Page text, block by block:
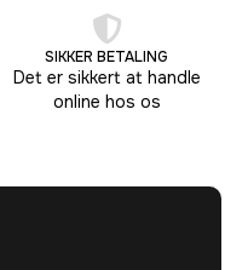
SIKKER BETALING
Det er sikkert at handle
online hos os